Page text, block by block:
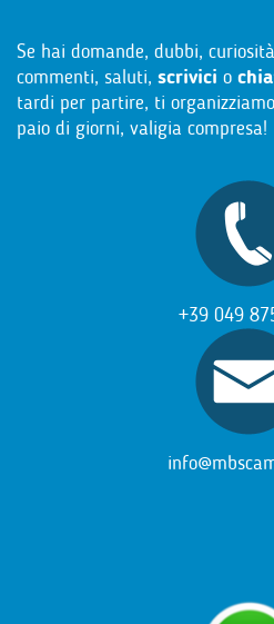
Se hai domande, dubbi,
commenti, saluti, scrivici o
tardi per partire, ti
paio di giorni, valigia compresa!
+39 049